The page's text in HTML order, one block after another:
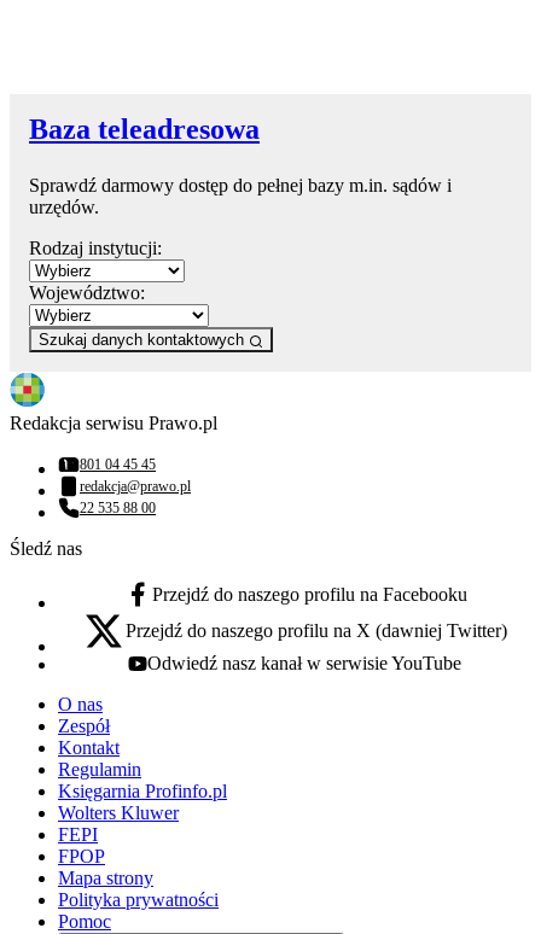
Baza teleadresowa
Sprawdź darmowy dostęp do pełnej bazy m.in. sądów i
urzędów.
Rodzaj instytucji:
Województwo:
Szukaj danych kontaktowych
Redakcja serwisu Prawo.pl
Numer telefonu:
801 04 45 45
Adres email:
redakcja@prawo.pl
Numer telefonu:
22 535 88 00
Śledź nas
facebook - otwiera się w nowej karcie
Przejdź do naszego profilu na Facebooku
x - otwiera się w nowej karcie
Przejdź do naszego profilu na X (dawniej Twitter)
youtube - otwiera się w nowej karcie
Odwiedź nasz kanał w serwisie YouTube
O nas
Zespół
Kontakt
Regulamin
Księgarnia Profinfo.pl
Wolters Kluwer
FEPI
FPOP
Mapa strony
Polityka prywatności
Pomoc